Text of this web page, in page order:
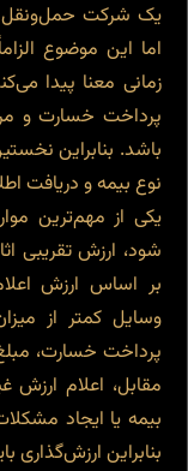
یک شرکت حمل‌ونقل
اما این موضوع
زمانی معنا پیدا
پرداخت خسارت و
باشد. بنابراین
نوع بیمه و دریافت
یکی از مهم‌ترین
شود، ارزش تقریبی
بر اساس ارزش
وسایل کمتر از
پرداخت خسارت،
مقابل، اعلام ارزش
بیمه یا ایجاد
بنابراین